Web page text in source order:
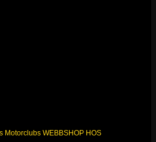
Motorclubs WEBBSHOP HOS